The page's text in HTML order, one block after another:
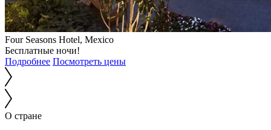
Four Seasons Hotel, Mexico
Бесплатные ночи!
Подробнее Посмотреть цены
О стране